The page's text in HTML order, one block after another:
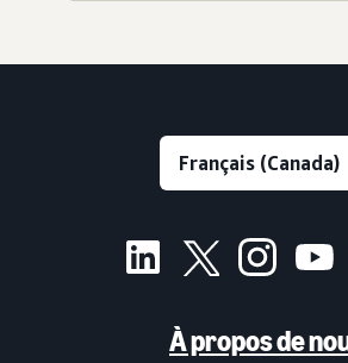
À propos de